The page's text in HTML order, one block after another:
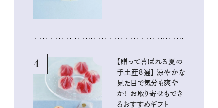
4
【贈って喜ばれる夏の
手土産８選】 涼やかな
見た目で気分も爽や
か！ お取り寄せもでき
るおすすめギフト